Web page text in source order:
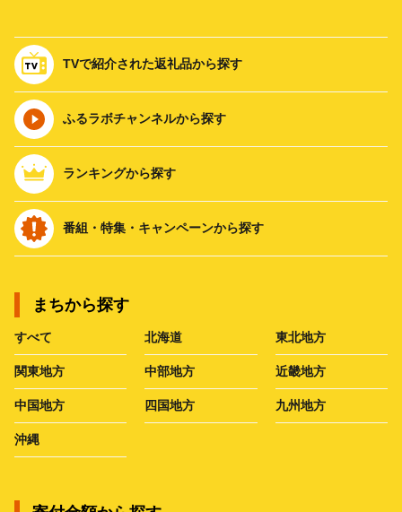
TVで紹介された返礼品から探す
ふるラボチャンネルから探す
ランキングから探す
番組・特集・キャンペーンから探す
まちから探す
すべて 北海道 東北地方
関東地方 中部地方 近畿地方
中国地方 四国地方 九州地方
沖縄